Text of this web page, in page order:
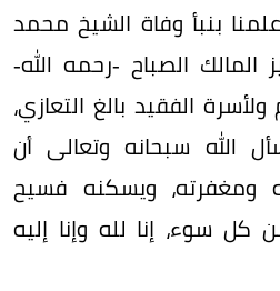
بنبأ وفاة الشيخ محمد
الصباح -رحمه الله-
الفقيد بالغ التعازي،
الله سبحانه وتعالى أن
ومغفرته، ويسكنه فسيح
سوء، إنا لله وإنا إليه